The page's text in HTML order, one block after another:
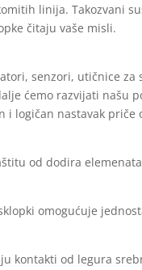
linija. Takozvani
čitaju vaše misli.
senzori, utičnice
ćemo razvijati našu
i logičan nastavak priče
od dodira
omogućuje
kontakti od legura